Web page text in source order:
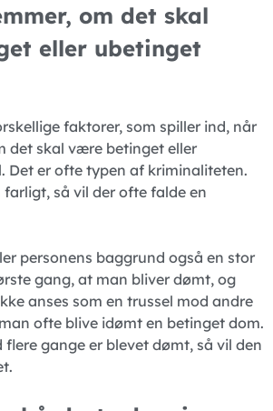
om det skal
eller ubetinget
faktorer, som spiller ind, når
det skal være betinget eller
Det er ofte typen af kriminaliteten.
farligt, så vil der ofte falde en
personens baggrund også en stor
gang, at man bliver dømt, og
anses som en trussel mod andre
ofte blive idømt en betinget dom.
flere gange er blevet dømt, så vil den